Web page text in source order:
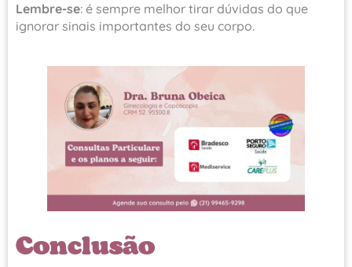
Lembre-se: é sempre melhor tirar dúvidas do que
ignorar sinais importantes do seu corpo.
Conclusão